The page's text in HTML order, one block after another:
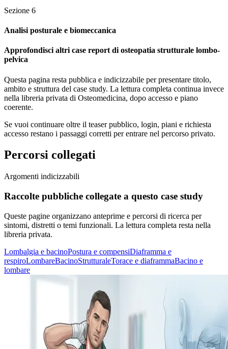
Sezione 6
Analisi posturale e biomeccanica
Approfondisci altri case report di osteopatia strutturale lombo-
pelvica
Questa pagina resta pubblica e indicizzabile per presentare titolo,
ambito e struttura del case study. La lettura completa continua invece
nella libreria privata di Osteomedicina, dopo accesso e piano
coerente.
Se vuoi continuare oltre il teaser pubblico, login, piani e richiesta
accesso restano i passaggi corretti per entrare nel percorso privato.
Percorsi collegati
Argomenti indicizzabili
Raccolte pubbliche collegate a questo case study
Queste pagine organizzano anteprime e percorsi di ricerca per
sintomi, distretti o temi funzionali. La lettura completa resta nella
libreria privata.
Lombalgia e bacinoPostura e compensiDiaframma e
respiroLombareBacinoStrutturaleTorace e diaframmaBacino e
lombare